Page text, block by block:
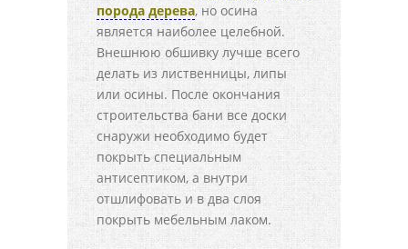
порода дерева, но осина
является наиболее целебной.
Внешнюю обшивку лучше всего
делать из лиственницы, липы
или осины. После окончания
строительства бани все доски
снаружи необходимо будет
покрыть специальным
антисептиком, а внутри
отшлифовать и в два слоя
покрыть мебельным лаком.